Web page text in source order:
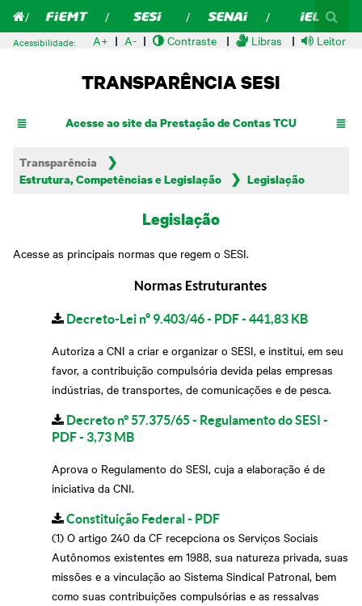
Acessibilidade: A+ A- Contraste Libras Leitor
TRANSPARÊNCIA SESI
Acesse ao site da Prestação de Contas TCU
Transparência
Estrutura, Competências e Legislação
Legislação
Legislação
Acesse as principais normas que regem o SESI.
Normas Estruturantes
Decreto-Lei nº 9.403/46 - PDF - 441,83 KB
Autoriza a CNI a criar e organizar o SESI, e institui, em seu
favor, a contribuição compulsória devida pelas empresas
indústrias, de transportes, de comunicações e de pesca.
Decreto n° 57.375/65 - Regulamento do SESI -
PDF - 3,73 MB
Aprova o Regulamento do SESI, cuja a elaboração é de
iniciativa da CNI.
Constituição Federal - PDF
(1) O artigo 240 da CF recepciona os Serviços Sociais
Autônomos existentes em 1988, sua natureza privada, suas
missões e a vinculação ao Sistema Sindical Patronal, bem
como suas contribuições compulsórias e as ressalvas